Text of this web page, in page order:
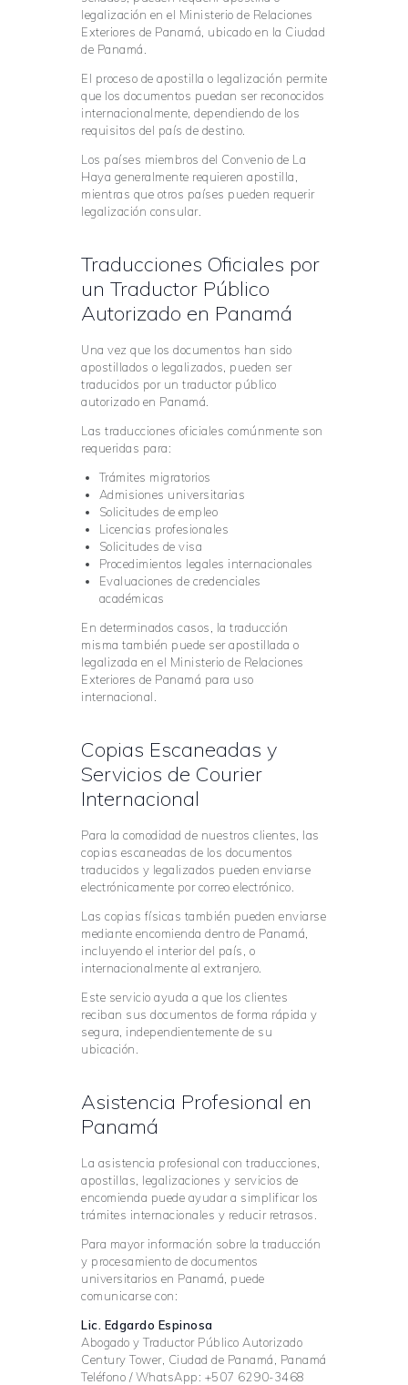
legalización en el Ministerio de Relaciones
Exteriores de Panamá, ubicado en la Ciudad
de Panamá.
El proceso de apostilla o legalización permite
que los documentos puedan ser reconocidos
internacionalmente, dependiendo de los
requisitos del país de destino.
Los países miembros del Convenio de La
Haya generalmente requieren apostilla,
mientras que otros países pueden requerir
legalización consular.
Traducciones Oficiales por
un Traductor Público
Autorizado en Panamá
Una vez que los documentos han sido
apostillados o legalizados, pueden ser
traducidos por un traductor público
autorizado en Panamá.
Las traducciones oficiales comúnmente son
requeridas para:
Trámites migratorios
Admisiones universitarias
Solicitudes de empleo
Licencias profesionales
Solicitudes de visa
Procedimientos legales internacionales
Evaluaciones de credenciales
académicas
En determinados casos, la traducción
misma también puede ser apostillada o
legalizada en el Ministerio de Relaciones
Exteriores de Panamá para uso
internacional.
Copias Escaneadas y
Servicios de Courier
Internacional
Para la comodidad de nuestros clientes, las
copias escaneadas de los documentos
traducidos y legalizados pueden enviarse
electrónicamente por correo electrónico.
Las copias físicas también pueden enviarse
mediante encomienda dentro de Panamá,
incluyendo el interior del país, o
internacionalmente al extranjero.
Este servicio ayuda a que los clientes
reciban sus documentos de forma rápida y
segura, independientemente de su
ubicación.
Asistencia Profesional en
Panamá
La asistencia profesional con traducciones,
apostillas, legalizaciones y servicios de
encomienda puede ayudar a simplificar los
trámites internacionales y reducir retrasos.
Para mayor información sobre la traducción
y procesamiento de documentos
universitarios en Panamá, puede
comunicarse con:
Lic. Edgardo Espinosa
Abogado y Traductor Público Autorizado
Century Tower, Ciudad de Panamá, Panamá
Teléfono / WhatsApp: +507 6290-3468